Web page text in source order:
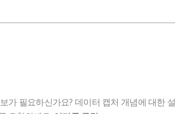
가 필요하신가요? 데이터 캡처 개념에 대한 설